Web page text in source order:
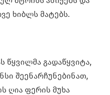
ხიბლს მატებს.
წყვილმა გადაწყვიტა,
შეენარჩუნებინათ,
ღია ფერის მუხა